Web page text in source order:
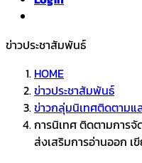
ข่าวประชาสัมพันธ์
HOME
ข่าวประชาสัมพันธ์
ข่าวกลุ่มนิเทศติดตามแ
การนิเทศ ติดตามการ
ส่งเสริมการอ่านออก เ